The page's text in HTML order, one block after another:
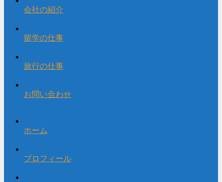
会社の紹介
留学の仕事
旅行の仕事
お問い合わせ
ホーム
プロフィール